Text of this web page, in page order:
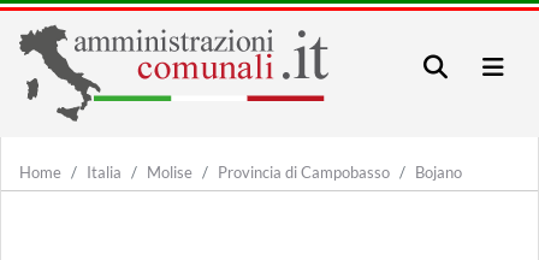
Home Italia Molise Provincia di Campobasso Bojano